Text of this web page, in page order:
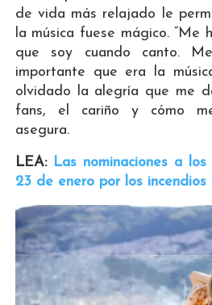
de vida más relajado le
la música fuese mágico. “Me
que soy cuando canto.
importante que era la
olvidado la alegría que me
fans, el cariño y cómo
asegura.
LEA: Las nominaciones a
23 de enero por los